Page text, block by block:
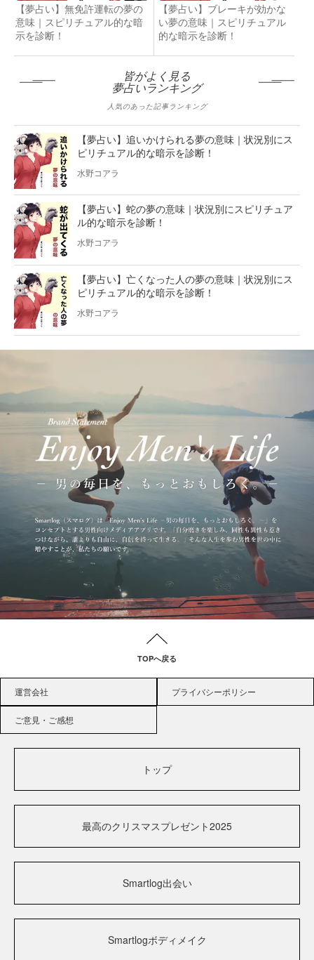
【夢占い】無免許運転の夢の
意味｜スピリチュアル的な暗
示を診断！
【夢占い】ブレーキが効かな
い夢の意味｜スピリチュアル
的な暗示を診断！
皆がよく見る
夢占いランキング
人気のあった記事ランキング
【夢占い】追いかけられる夢の意味｜状況別にス
ピリチュアル的な暗示を診断！
水野コアラ
【夢占い】蛇の夢の意味｜状況別にスピリチュア
ル的な暗示を診断！
水野コアラ
【夢占い】亡くなった人の夢の意味｜状況別にス
ピリチュアル的な暗示を診断！
水野コアラ
TOPへ戻る
運営会社 プライバシーポリシー
ご意見・ご感想
トップ
最高のクリスマスプレゼント2025
Smartlog出会い
Smartlogボディメイク